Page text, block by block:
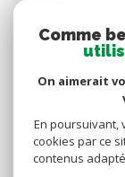
Comme
On aimerait
En poursuivant,
cookies par ce
contenus